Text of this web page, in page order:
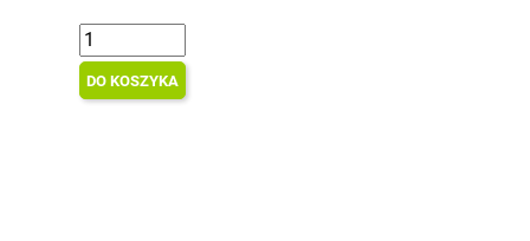
DO KOSZYKA